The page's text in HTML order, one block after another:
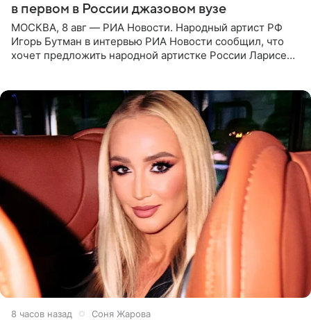
в первом в России джазовом вузе
МОСКВА, 8 авг — РИА Новости. Народный артист РФ
Игорь Бутман в интервью РИА Новости сообщил, что
хочет предложить народной артистке России Ларисе
8 часов назад Соня Жарова